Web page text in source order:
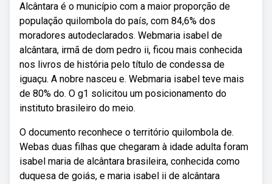
Alcântara é o município com a maior proporção de
população quilombola do país, com 84,6% dos
moradores autodeclarados. Webmaria isabel de
alcântara, irmã de dom pedro ii, ficou mais conhecida
nos livros de história pelo título de condessa de
iguaçu. A nobre nasceu e. Webmaria isabel teve mais
de 80% do. O g1 solicitou um posicionamento do
instituto brasileiro do meio.
O documento reconhece o território quilombola de.
Webas duas filhas que chegaram à idade adulta foram
isabel maria de alcântara brasileira, conhecida como
duquesa de goiás, e maria isabel ii de alcântara